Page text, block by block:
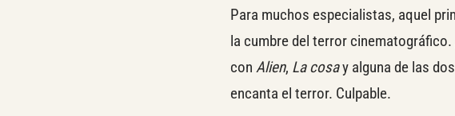
Para muchos especialistas, aquel
la cumbre del terror cinematográfico.
con Alien, La cosay alguna de las
encanta el terror. Culpable.